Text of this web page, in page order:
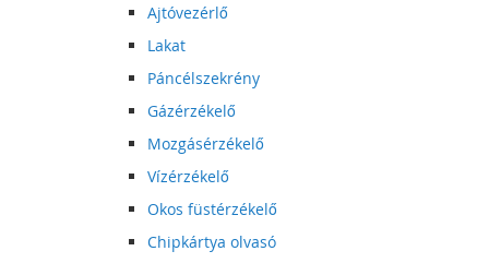
Ajtóvezérlő
Lakat
Páncélszekrény
Gázérzékelő
Mozgásérzékelő
Vízérzékelő
Okos füstérzékelő
Chipkártya olvasó